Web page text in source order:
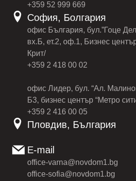
+359 52 999 669
София, Болгария
офис България, бул.”Гоце
вх.Б, ет.2, оф.1, Бизнес
Крит/
+359 2 418 00 02
офис Лидер, бул. “Ал.
Б3, бизнес център “Метро
+359 2 416 00 05
Пловдив, България
E-mail
office-varna@novdom1.bg
office-sofia@novdom1.bg